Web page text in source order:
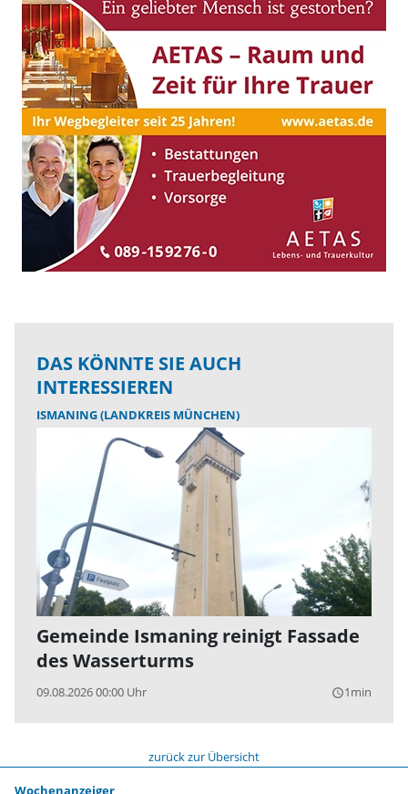
DAS KÖNNTE SIE AUCH
INTERESSIEREN
ISMANING (LANDKREIS MÜNCHEN)
Gemeinde Ismaning reinigt Fassade
des Wasserturms
09.08.2026 00:00 Uhr query_builder1min
zurück zur Übersicht
Wochenanzeiger